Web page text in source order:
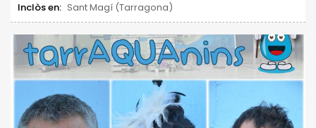
Inclòs en: Sant Magí (Tarragona)